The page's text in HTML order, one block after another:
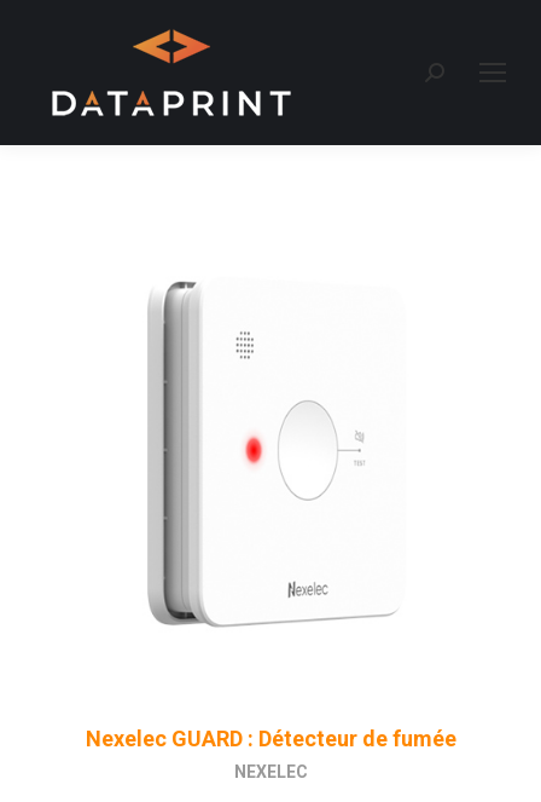
Recherche
Nexelec GUARD : Détecteur de fumée
NEXELEC